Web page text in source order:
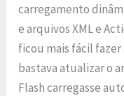
carregamento
e arquivos XML e
ficou mais fácil
bastava atualizar o
Flash carregasse